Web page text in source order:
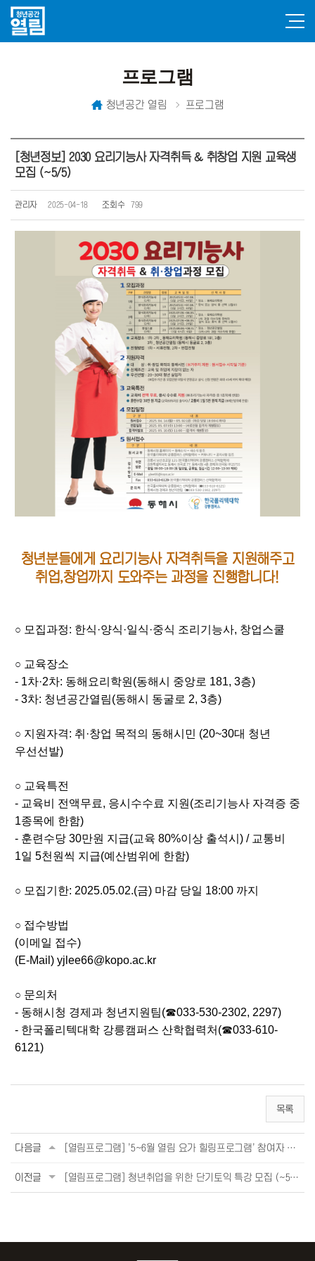
프로그램
청년공간 열림 프로그램
[청년정보] 2030 요리기능사 자격취득 & 취창업 지원 교육생
모집 (~5/5)
관리자 2025-04-18 조회수 799
청년분들에게 요리기능사 자격취득을 지원해주고
취업,창업까지 도와주는 과정을 진행합니다!
○ 모집과정: 한식·양식·일식·중식 조리기능사, 창업스쿨
○ 교육장소
- 1차·2차: 동해요리학원(동해시 중앙로 181, 3층)
- 3차: 청년공간열림(동해시 동굴로 2, 3층)
○ 지원자격: 취·창업 목적의 동해시민 (20~30대 청년
우선선발)
○ 교육특전
- 교육비 전액무료, 응시수수료 지원(조리기능사 자격증 중
1종목에 한함)
- 훈련수당 30만원 지급(교육 80%이상 출석시) / 교통비
1일 5천원씩 지급(예산범위에 한함)
○ 모집기한: 2025.05.02.(금) 마감 당일 18:00 까지
○ 접수방법
(이메일 접수)
(E-Mail) yjlee66@kopo.ac.kr
○ 문의처
- 동해시청 경제과 청년지원팀(☎033-530-2302, 2297)
- 한국폴리텍대학 강릉캠퍼스 산학협력처(☎033-610-
6121)
목록
다음글 [열림프로그램] '5~6월 열림 요가 힐링프로그램' 참여자 모집 (~5/2)
이전글 [열림프로그램] 청년취업을 위한 단기토익 특강 모집 (~5/2)